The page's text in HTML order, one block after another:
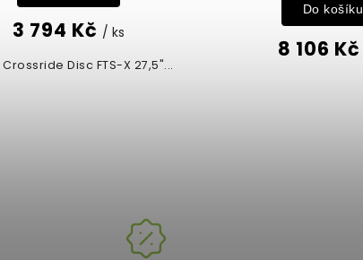
3 794 Kč / ks
Disc FTS-X 27,5"...
8 106 Kč
Do košíku